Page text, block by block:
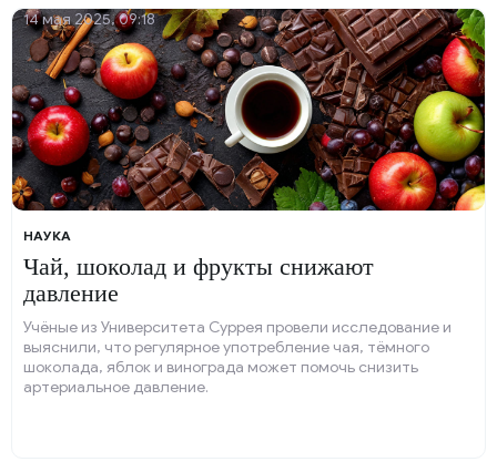
НАУКА
Чай, шоколад и фрукты снижают
давление
Учёные из Университета Суррея провели исследование и
выяснили, что регулярное употребление чая, тёмного
шоколада, яблок и винограда может помочь снизить
артериальное давление.
14 мая 2025, 09:18